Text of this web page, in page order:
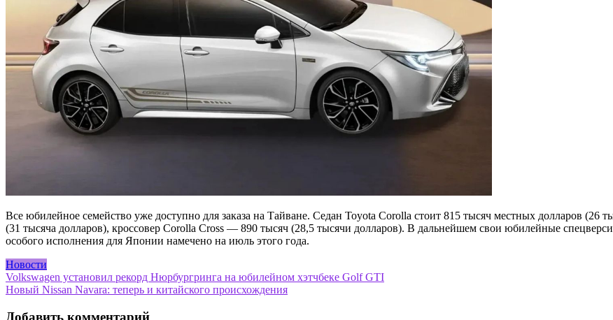
Все юбилейное семейство уже доступно для заказа на Тайване. Седан Toyota Corolla стоит 815 тысяч местных долларов (26
(31 тысяча долларов), кроссовер Corolla Cross — 890 тысяч (28,5 тысячи долларов). В дальнейшем свои юбилейные
особого исполнения для Японии намечено на июль этого года.
Новости
Навигация
по
Volkswagen установил рекорд Нюрбургринга на юбилейном хэтчбеке Golf GTI
Новый Nissan Navara: теперь и китайского происхождения
Добавить комментарий